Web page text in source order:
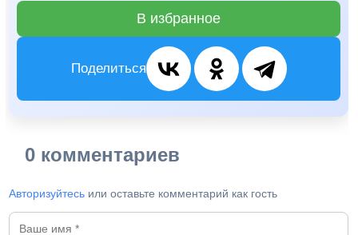
В избранное
Поделиться
0 комментариев
Авторизуйтесь или оставьте комментарий как гость